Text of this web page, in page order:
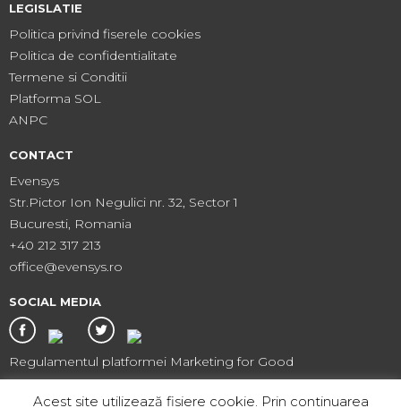
LEGISLATIE
Politica privind fiserele cookies
Politica de confidentialitate
Termene si Conditii
Platforma SOL
ANPC
CONTACT
Evensys
Str.Pictor Ion Negulici nr. 32, Sector 1
Bucuresti, Romania
+40 212 317 213
office@evensys.ro
SOCIAL MEDIA
Regulamentul platformei Marketing for Good
Acest site utilizează fisiere cookie. Prin continuarea